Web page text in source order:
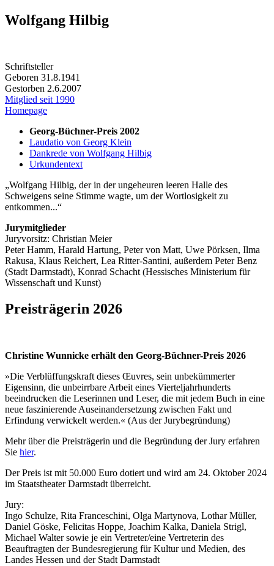
Wolfgang Hilbig
Schriftsteller
Geboren 31.8.1941
Gestorben 2.6.2007
Mitglied seit 1990
Homepage
Georg-Büchner-Preis 2002
Laudatio von Georg Klein
Dankrede von Wolfgang Hilbig
Urkundentext
Wolfgang Hilbig, der in der ungeheuren leeren Halle des
Schweigens seine Stimme wagte, um der Wortlosigkeit zu
entkommen...
Jurymitglieder
Juryvorsitz: Christian Meier
Peter Hamm, Harald Hartung, Peter von Matt, Uwe Pörksen, Ilma
Rakusa, Klaus Reichert, Lea Ritter-Santini, außerdem Peter Benz
(Stadt Darmstadt), Konrad Schacht (Hessisches Ministerium für
Wissenschaft und Kunst)
Preisträgerin 2026
Christine Wunnicke erhält den Georg-Büchner-Preis 2026
»Die Verblüffungskraft dieses Œuvres, sein unbekümmerter
Eigensinn, die unbeirrbare Arbeit eines Vierteljahrhunderts
beeindrucken die Leserinnen und Leser, die mit jedem Buch in eine
neue faszinierende Auseinandersetzung zwischen Fakt und
Erfindung verwickelt werden.« (Aus der Jurybegründung)
Mehr über die Preisträgerin und die Begründung der Jury erfahren
Sie hier.
Der Preis ist mit 50.000 Euro dotiert und wird am 24. Oktober 2024
im Staatstheater Darmstadt überreicht.
Jury:
Ingo Schulze, Rita Franceschini, Olga Martynova, Lothar Müller,
Daniel Göske, Felicitas Hoppe, Joachim Kalka, Daniela Strigl,
Michael Walter sowie je ein Vertreter/eine Vertreterin des
Beauftragten der Bundesregierung für Kultur und Medien, des
Landes Hessen und der Stadt Darmstadt